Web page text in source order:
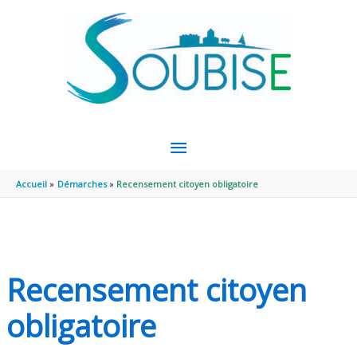
MENU
PRINCIPAL
Accueil Démarches Recensement citoyen obligatoire
Recensement citoyen
obligatoire